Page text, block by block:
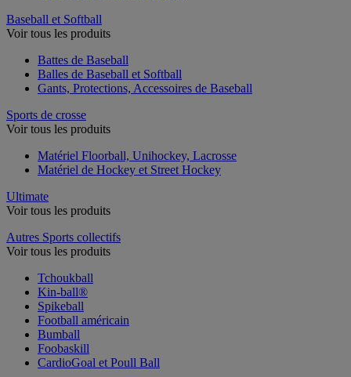
Baseball et Softball
Voir tous les produits
Battes de Baseball
Balles de Baseball et Softball
Gants, Protections, Accessoires de Baseball
Sports de crosse
Voir tous les produits
Matériel Floorball, Unihockey, Lacrosse
Matériel de Hockey et Street Hockey
Ultimate
Voir tous les produits
Autres Sports collectifs
Voir tous les produits
Tchoukball
Kin-ball®
Spikeball
Football américain
Bumball
Foobaskill
CardioGoal et Poull Ball